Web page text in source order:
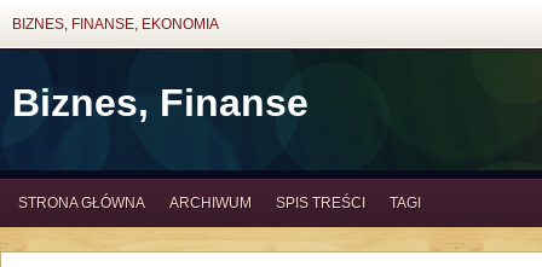
BIZNES, FINANSE, EKONOMIA
Biznes, Finanse
STRONA GŁÓWNA ARCHIWUM SPIS TREŚCI TAGI